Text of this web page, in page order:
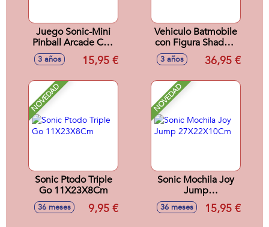
Juego Sonic-Mini
Pinball Arcade Con
Luces 22x15x22
3 años 15,95 €
Vehiculo Batmobile
con Figura Shadow
Sonic como
Batman 6 Cm
3 años 36,95 €
NOVEDAD
Sonic Ptodo Triple
Go 11X23X8Cm
36 meses 9,95 €
NOVEDAD
Sonic Mochila Joy
Jump
27X22X10Cm
36 meses 15,95 €